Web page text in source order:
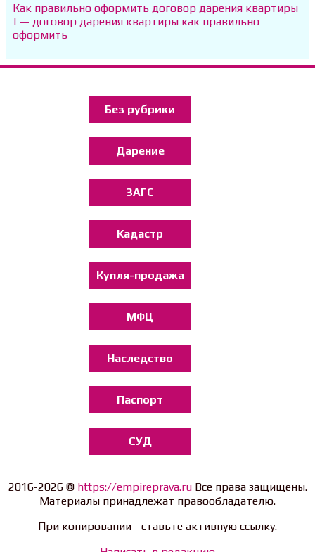
Как правильно оформить договор дарения квартиры
| — договор дарения квартиры как правильно
оформить
Без рубрики
Дарение
ЗАГС
Кадастр
Купля-продажа
МФЦ
Наследство
Паспорт
СУД
2016-2026 © https://empireprava.ruВсе права защищены.
Материалы принадлежат правообладателю.
При копировании - ставьте активную ссылку.